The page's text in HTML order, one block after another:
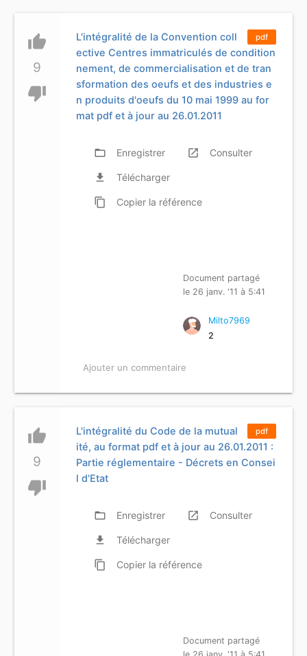
thumb_up
9
thumb_down
pdf
L'intégralité de la Convention coll
ective Centres immatriculés de condition
nement, de commercialisation et de tran
sformation des oeufs et des industries e
n produits d'oeufs du 10 mai 1999 au for
mat pdf et à jour au 26.01.2011
folder_open Enregistrer launch Consulter
file_download Télécharger
content_copy Copier la référence
Document partagé
le 26 janv. '11 à 5:41
Milto7969
2
Ajouter un commentaire
thumb_up
9
thumb_down
pdf
L'intégralité du Code de la mutual
ité, au format pdf et à jour au 26.01.2011 :
Partie réglementaire - Décrets en Consei
l d'Etat
folder_open Enregistrer launch Consulter
file_download Télécharger
content_copy Copier la référence
Document partagé